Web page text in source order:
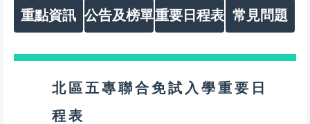
重點資訊 公告及榜單重要日程表 常見問題
北區五專聯合免試入學重要日
程表